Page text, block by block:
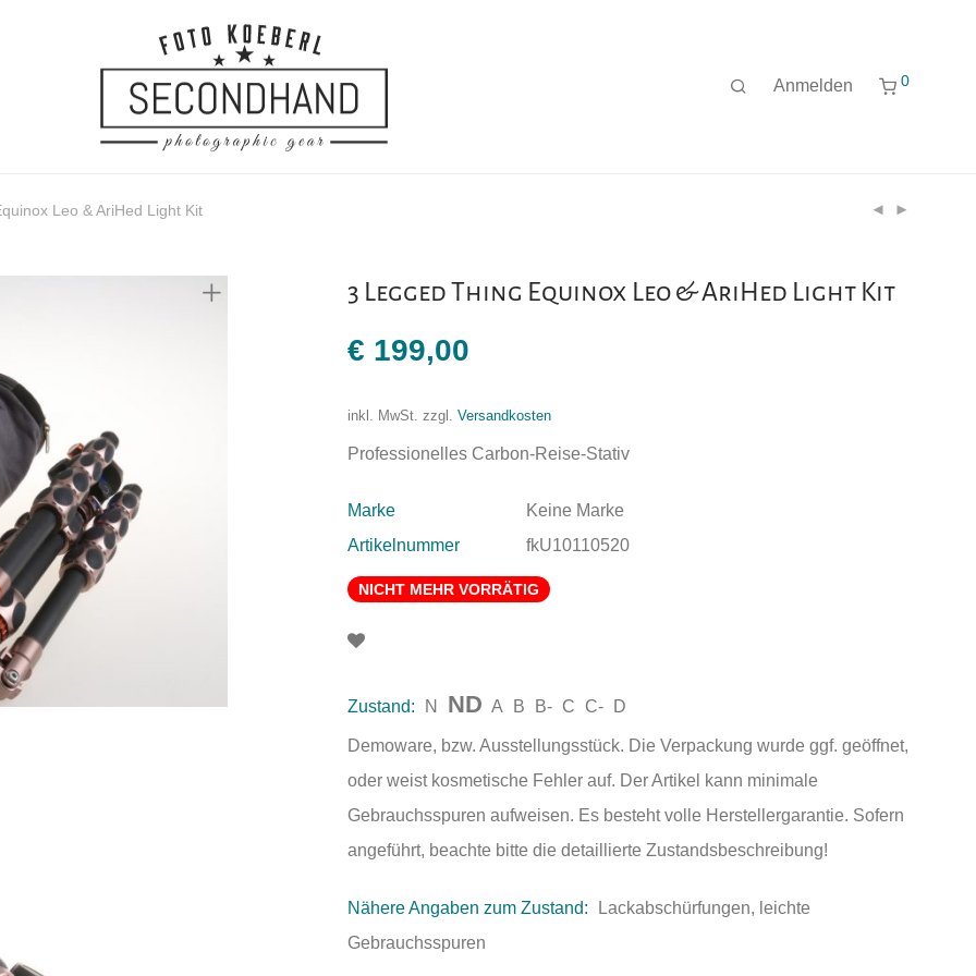
Anmelden 0
Leo & AriHed Light Kit
3 Legged Thing Equinox Leo & AriHed Light Kit
€ 199,00
inkl. MwSt. zzgl. Versandkosten
Professionelles Carbon-Reise-Stativ
Marke
Keine Marke
Artikelnummer
fkU10110520
NICHT MEHR VORRÄTIG
Zustand: N ND A B B- C C- D
Demoware, bzw. Ausstellungsstück. Die Verpackung wurde ggf. geöffnet,
oder weist kosmetische Fehler auf. Der Artikel kann minimale
Gebrauchsspuren aufweisen. Es besteht volle Herstellergarantie. Sofern
angeführt, beachte bitte die detaillierte Zustandsbeschreibung!
Nähere Angaben zum Zustand:
Lackabschürfungen, leichte
Gebrauchsspuren